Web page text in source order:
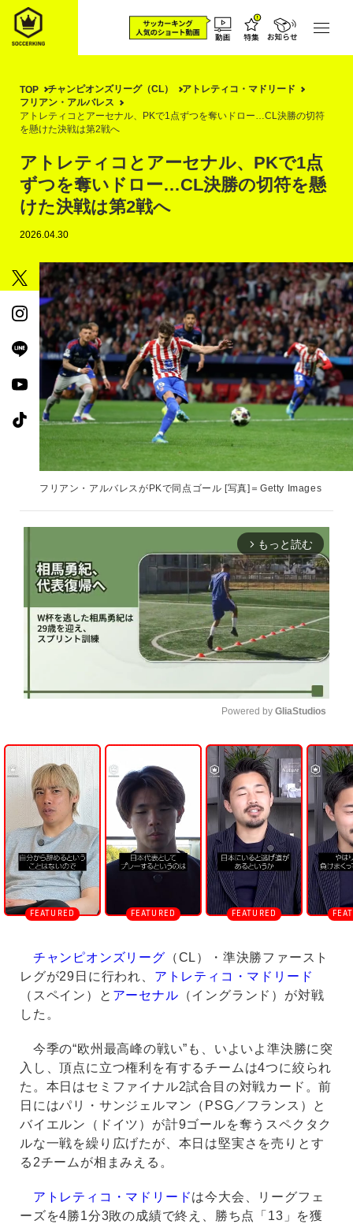
TOP チャンピオンズリーグ（CL）
アトレティコ・マドリード
フリアン・アルバレス
アトレティコとアーセナル、PKで1点ずつを奪いドロー…CL決勝の切符
を懸けた決戦は第2戦へ
アトレティコとアーセナル、PKで1点
ずつを奪いドロー…CL決勝の切符を懸
けた決戦は第2戦へ
2026.04.30
フリアン・アルバレスがPKで同点ゴール [写真]＝Getty Images
arrow_forward_ios もっと読む
U
n
m
u
t
e
Powered by GliaStudios
チャンピオンズリーグ （CL）・準決勝ファースト
レグが29日に行われ、 アトレティコ・マドリード
（スペイン）と アーセナル （イングランド）が対戦
した。
今季の“欧州最高峰の戦い”も、いよいよ準決勝に突
入し、頂点に立つ権利を有するチームは4つに絞られ
た。本日はセミファイナル2試合目の対戦カード。前
日にはパリ・サンジェルマン（PSG／フランス）と
バイエルン（ドイツ）が計9ゴールを奪うスペクタク
ルな一戦を繰り広げたが、本日は堅実さを売りとす
る2チームが相まみえる。
アトレティコ・マドリードは今大会、リーグフェ
ーズを4勝1分3敗の成績で終え、勝ち点「13」を獲